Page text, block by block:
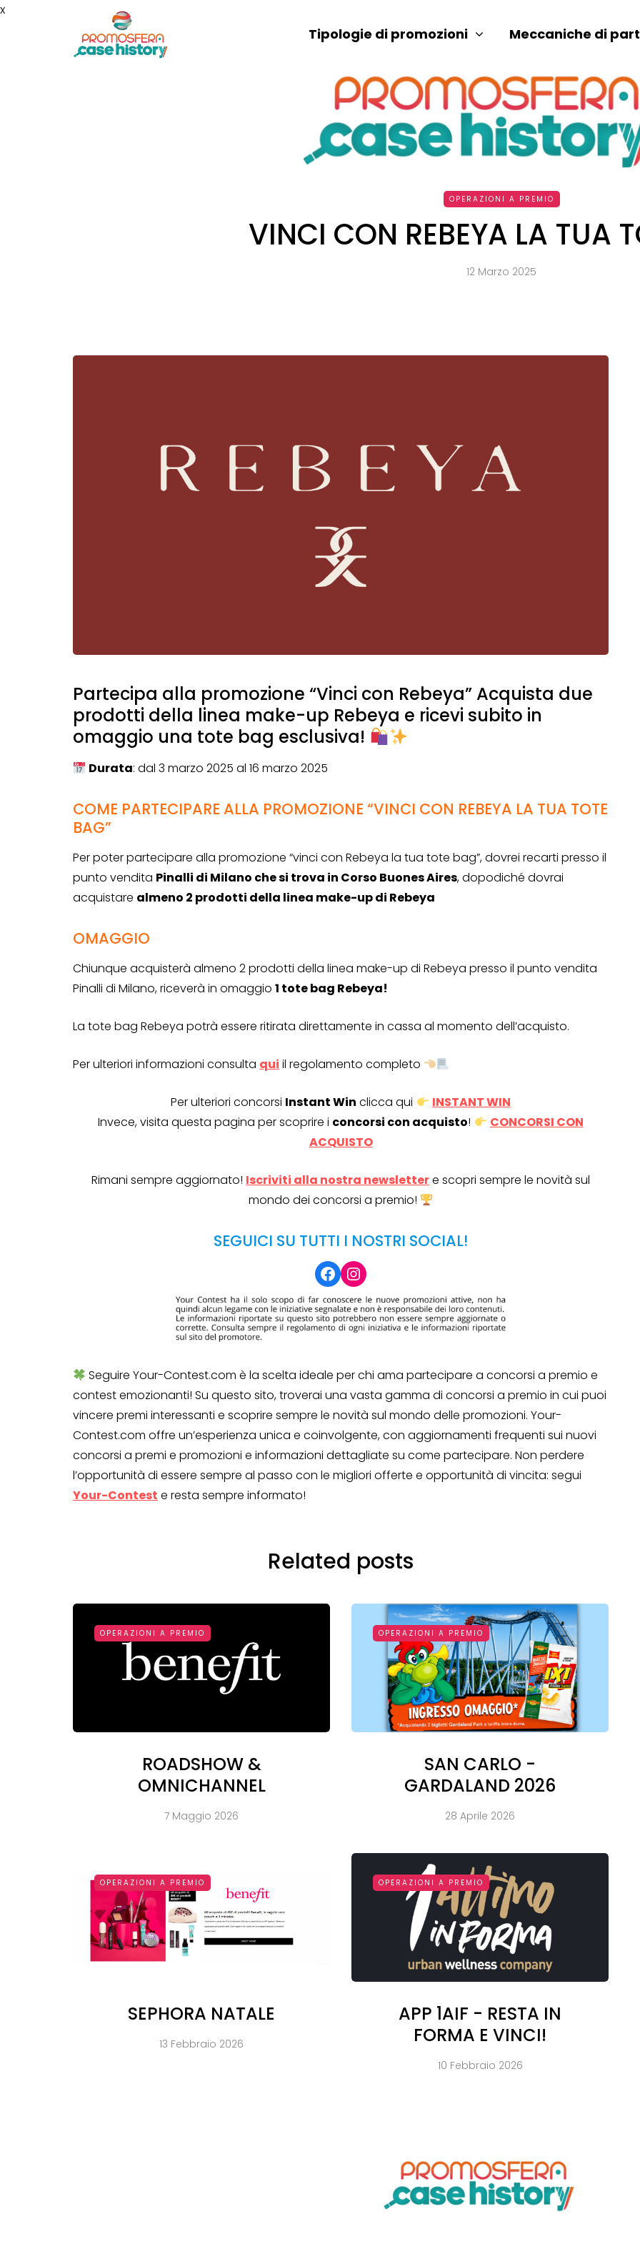
x
Tipologie di promozioni Meccaniche di
OPERAZIONI A PREMIO
VINCI CON REBEYA LA TUA
12 Marzo 2025
Partecipa alla promozione “Vinci con Rebeya” Acquista due
prodotti della linea make-up Rebeya e ricevi subito in
omaggio una tote bag esclusiva!
Durata: dal 3 marzo 2025 al 16 marzo 2025
COME PARTECIPARE ALLA PROMOZIONE “VINCI CON REBEYA LA TUA TOTE
BAG”
Per poter partecipare alla promozione “vinci con Rebeya la tua tote bag”, dovrei recarti presso il
punto vendita Pinalli di Milano che si trova in Corso Buones Aires, dopodiché dovrai
acquistare almeno 2 prodotti della linea make-up di Rebeya
OMAGGIO
Chiunque acquisterà almeno 2 prodotti della linea make-up di Rebeya presso il punto vendita
Pinalli di Milano, riceverà in omaggio 1 tote bag Rebeya!
La tote bag Rebeya potrà essere ritirata direttamente in cassa al momento dell’acquisto.
Per ulteriori informazioni consulta qui il regolamento completo
Per ulteriori concorsi Instant Win clicca qui
INSTANT WIN
Invece, visita questa pagina per scoprire i concorsi con acquisto!
CONCORSI CON
ACQUISTO
Rimani sempre aggiornato! Iscriviti alla nostra newslettere scopri sempre le novità sul
mondo dei concorsi a premio!
SEGUICI SU TUTTI I NOSTRI SOCIAL!
Facebook
Instagram
Seguire Your-Contest.com è la scelta ideale per chi ama partecipare a concorsi a premio e
contest emozionanti! Su questo sito, troverai una vasta gamma di concorsi a premio in cui puoi
vincere premi interessanti e scoprire sempre le novità sul mondo delle promozioni. Your-
Contest.com offre un’esperienza unica e coinvolgente, con aggiornamenti frequenti sui nuovi
concorsi a premi e promozioni e informazioni dettagliate su come partecipare. Non perdere
l’opportunità di essere sempre al passo con le migliori offerte e opportunità di vincita: segui
Your-Contest e resta sempre informato!
Related posts
OPERAZIONI A PREMIO
ROADSHOW &
OMNICHANNEL
7 Maggio 2026
OPERAZIONI A PREMIO
SAN CARLO -
GARDALAND 2026
28 Aprile 2026
OPERAZIONI A PREMIO
SEPHORA NATALE
13 Febbraio 2026
OPERAZIONI A PREMIO
APP 1AIF - RESTA IN
FORMA E VINCI!
10 Febbraio 2026
Genertel e
Genertellife ti
in buoni!
13 Gennaio 2022
Operazione a premio
2022”
13 Gennaio 2022